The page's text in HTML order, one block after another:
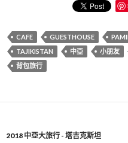
CAFE GUESTHOUSE
TAJIKISTAN
中亞 小朋友
背包旅行
2018 中亞大旅行 - 塔吉克斯坦